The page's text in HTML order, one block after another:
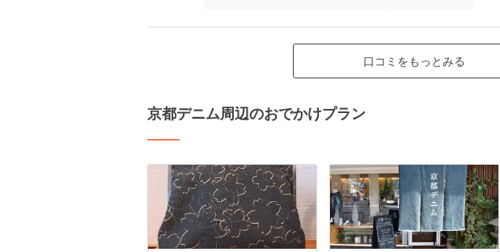
口コミをもっとみる
京都デニム周辺のおでかけプラン